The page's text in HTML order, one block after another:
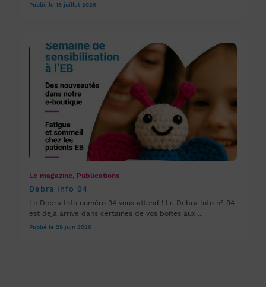
Publié le 16 juillet 2026
Le magazine, Publications
Debra info 94
Le Debra Info numéro 94 vous attend ! Le Debra Info n° 94
est déjà arrivé dans certaines de vos boîtes aux ...
Publié le 29 juin 2026